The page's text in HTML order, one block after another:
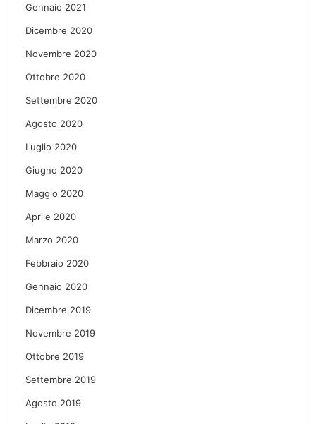
Gennaio 2021
Dicembre 2020
Novembre 2020
Ottobre 2020
Settembre 2020
Agosto 2020
Luglio 2020
Giugno 2020
Maggio 2020
Aprile 2020
Marzo 2020
Febbraio 2020
Gennaio 2020
Dicembre 2019
Novembre 2019
Ottobre 2019
Settembre 2019
Agosto 2019